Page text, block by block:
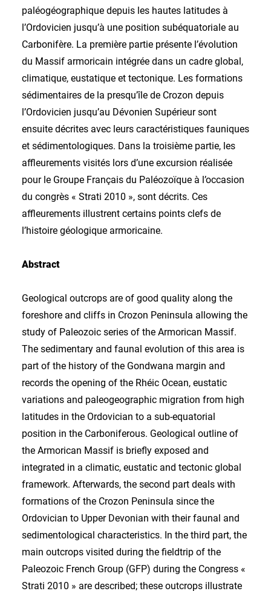
paléogéographique depuis les hautes latitudes à
l’Ordovicien jusqu’à une position subéquatoriale au
Carbonifère. La première partie présente l’évolution
du Massif armoricain intégrée dans un cadre global,
climatique, eustatique et tectonique. Les formations
sédimentaires de la presqu’île de Crozon depuis
l’Ordovicien jusqu’au Dévonien Supérieur sont
ensuite décrites avec leurs caractéristiques fauniques
et sédimentologiques. Dans la troisième partie, les
affleurements visités lors d’une excursion réalisée
pour le Groupe Français du Paléozoïque à l’occasion
du congrès « Strati 2010 », sont décrits. Ces
affleurements illustrent certains points clefs de
l’histoire géologique armoricaine.
Abstract
Geological outcrops are of good quality along the
foreshore and cliffs in Crozon Peninsula allowing the
study of Paleozoic series of the Armorican Massif.
The sedimentary and faunal evolution of this area is
part of the history of the Gondwana margin and
records the opening of the Rhéic Ocean, eustatic
variations and paleogeographic migration from high
latitudes in the Ordovician to a sub-equatorial
position in the Carboniferous. Geological outline of
the Armorican Massif is briefly exposed and
integrated in a climatic, eustatic and tectonic global
framework. Afterwards, the second part deals with
formations of the Crozon Peninsula since the
Ordovician to Upper Devonian with their faunal and
sedimentological characteristics. In the third part, the
main outcrops visited during the fieldtrip of the
Paleozoic French Group (GFP) during the Congress «
Strati 2010 » are described; these outcrops illustrate